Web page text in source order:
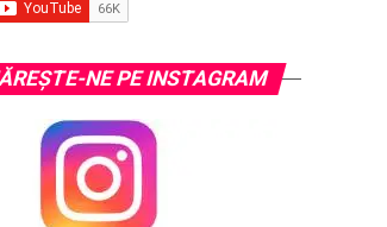
NE PE INSTAGRAM